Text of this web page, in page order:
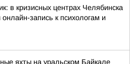
в кризисных центрах Челябинска
онлайн-запись к психологам и
яхты на уральском Байкале